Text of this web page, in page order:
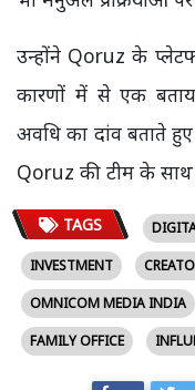
उन्होंने Qoruz के
कारणों में से एक
अवधि का दांव बताते
Qoruz की टीम के
TAGS
INVESTMENT
OMNICOM MEDIA INDIA
FAMILY OFFICE